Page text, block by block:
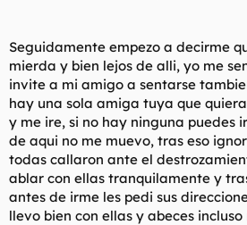
Seguidamente empezo a decirme
mierda y bien lejos de alli, yo me
invite a mi amigo a sentarse
hay una sola amiga tuya que
y me ire, si no hay ninguna puedes
de aqui no me muevo, tras eso
todas callaron ante el
ablar con ellas tranquilamente y
antes de irme les pedi sus
llevo bien con ellas y abeces